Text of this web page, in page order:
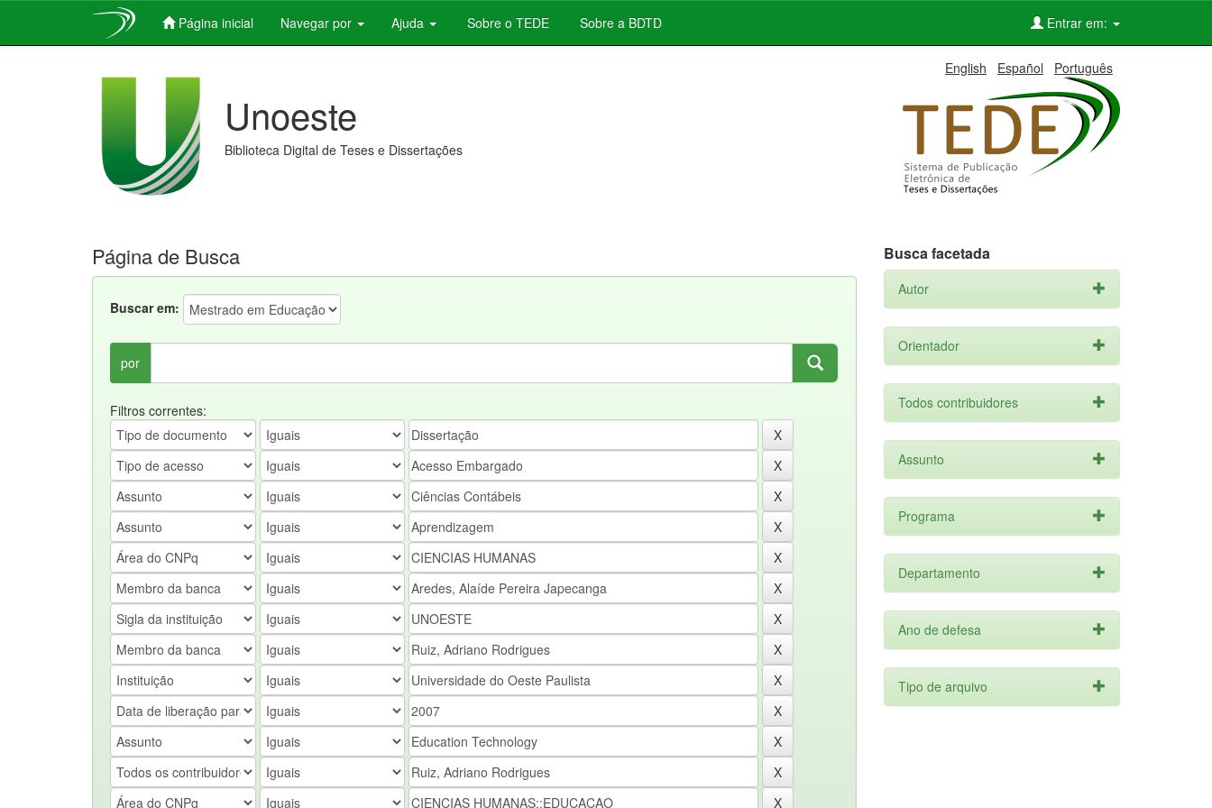
Página inicial Navegar por Ajuda Sobre o TEDE Sobre a BDTD Entrar em:
English Español Português
Unoeste
Biblioteca Digital de Teses e Dissertações
Página de Busca
Buscar em:
por
Filtros correntes:
Busca facetada
Autor
Orientador
Todos contribuidores
Assunto
Programa
Departamento
Ano de defesa
Tipo de arquivo